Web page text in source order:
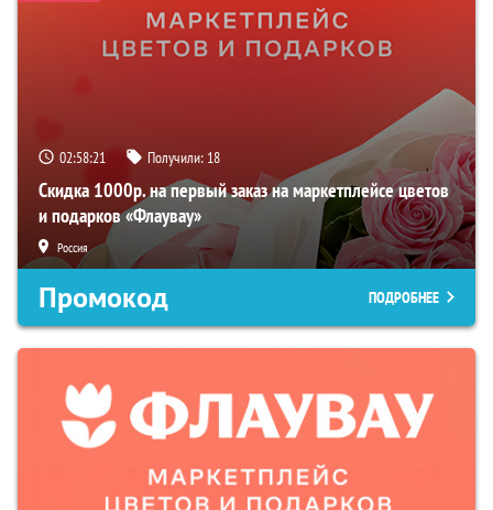
02:58:20 Получили: 18
Скидка 1000р. на первый заказ на маркетплейсе цветов
и подарков «Флаувау»
Россия
Промокод ПОДРОБНЕЕ